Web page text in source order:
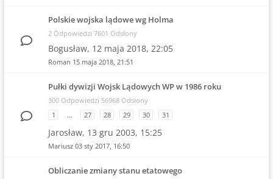
Polskie wojska lądowe wg Holma
2 Odpowiedzi 7601 Odsłony
Bogusław, 12 maja 2018, 22:05
Roman 15 maja 2018, 21:51
Pułki dywizji Wojsk Lądowych WP w 1986 roku
300 Odpowiedzi 56968 Odsłony
1
… 27 28 29 30 31
Jarosław, 13 gru 2003, 15:25
Mariusz 03 sty 2017, 16:50
Obliczanie zmiany stanu etatowego